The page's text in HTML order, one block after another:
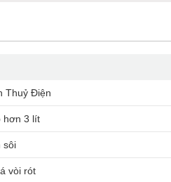
Thuỷ Điện
hơn 3 lít
sôi
vòi rót